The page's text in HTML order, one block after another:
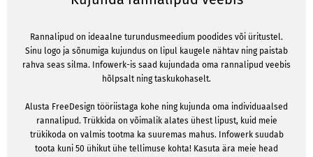
Rannalipud on ideaalne turundusmeedium poodides või üritustel.
Sinu logo ja sõnumiga kujundus on lipul kaugele nähtav ning paistab
rahva seas silma. Infowerk-is saad kujundada oma rannalipud veebis
hõlpsalt ning taskukohaselt.
Alusta FreeDesign tööriistaga kohe ning kujunda oma individuaalsed
rannalipud. Trükkida on võimalik alates ühest lipust, kuid meie
trükikoda on valmis tootma ka suuremas mahus. Infowerk suudab
toota kuni 50 ühikut ühe tellimuse kohta! Kasuta ära meie head